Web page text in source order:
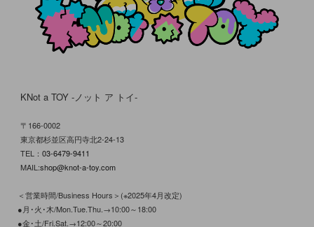
KNot a TOY -ノット ア トイ-
〒166-0002
東京都杉並区高円寺北2-24-13
TEL： 03-6479-9411
MAIL:shop@knot-a-toy.com
＜営業時間/Business Hours＞(※2025年4月改定)
●月･火･木/Mon.Tue.Thu.→10:00～18:00
●金･土/Fri.Sat.→12:00～20:00